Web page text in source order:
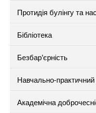
Протидія булінгу та
Бібліотека
Безбар’єрність
Навчально-практичний
Академічна